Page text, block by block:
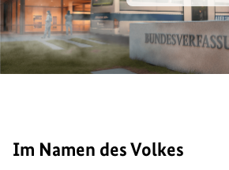
Im Namen des Volkes